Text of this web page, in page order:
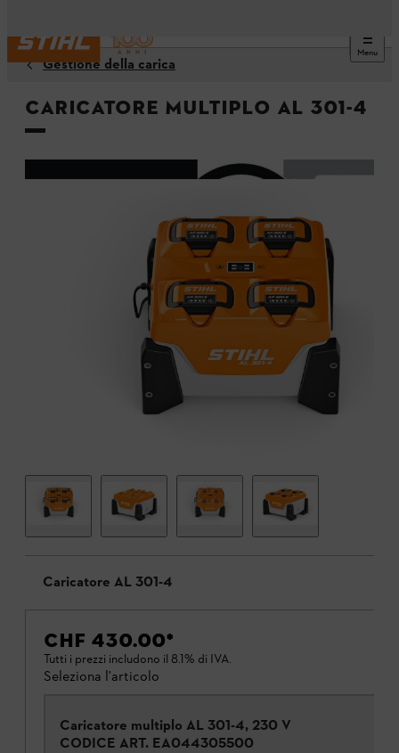
Menu
Gestione della carica
Caricatore multiplo AL 301-4
Caricatore AL 301-4
CHF 430.00*
Tutti i prezzi includono il 8.1% di IVA.
Seleziona l'articolo
Caricatore multiplo AL 301-4, 230 V
CODICE ART. EA044305500